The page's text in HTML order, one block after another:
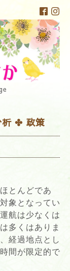
✤ 政策
とんどであ
象となってい
航は少なくは
多くはありま
経過地点とし
間が限定的で